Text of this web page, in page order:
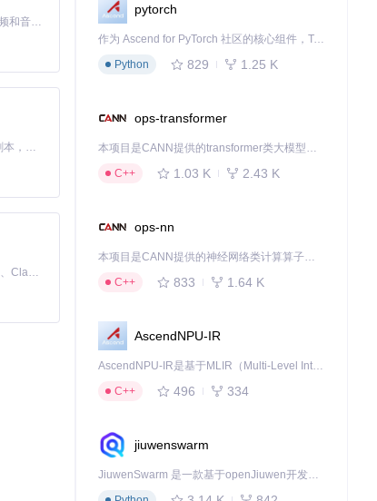
MiniMax H3 是一个通用的全模态生成系统。它支持对由文本、图像、视频和音频组成的多模态上下文进行统一理解，并能生成分辨率高达 2K、时长可达 15 秒的带原生立体声音频的视频。得益于面向任务泛化的系统设计，H3 在预训练阶段就已具备广泛的多模态上下文理解与生成能力，能够出色地执行复杂的多模态指令。
Toonflow 是一款 AI 短剧漫剧工具，能够利用 AI 技术将小说自动转化为剧本，并结合 AI 生成的图片和视频，实现高效的短剧创作。借助 Toonflow，可以轻松完成从文字到影像的全流程，让短剧制作变得更加智能与便捷。
免费、本地、开源的 24/7 全天候 Cowork 应用，以及适用于 Gemini CLI、Claude Code、Codex、OpenCode、Qwen Code、Goose CLI、Auggie 等的 OpenClaw | 🌟 喜欢就点star吧
pytorch
作为 Ascend for PyTorch 社区的核心组件，TorchNPU 是昇腾专为 PyTorch 打造的深度学习适配插件，使 PyTorch 框架能够直接调用昇腾 NPU，为开发者提供昇腾 AI 处理器的超强算力。
Python
829 1.25 K
ops-transformer
本项目是CANN提供的transformer类大模型算子库，实现网络在NPU上加速计算。
C++
1.03 K 2.43 K
ops-nn
本项目是CANN提供的神经网络类计算算子库，实现网络在NPU上加速计算。
C++
833 1.64 K
AscendNPU-IR
AscendNPU-IR是基于MLIR（Multi-Level Intermediate Representation）构建的，面向昇腾亲和算子编译时使用的中间表示，提供昇腾完备表达能力，通过编译优化提升昇腾AI处理器计算效率，支持通过生态框架使能昇腾AI处理器与深度调优
C++
496 334
jiuwenswarm
JiuwenSwarm 是一款基于openJiuwen开发的智能AI Agent，它能够将大语言模型的强大能力，通过你日常使用的各类通讯应用，直接延伸至你的指尖。